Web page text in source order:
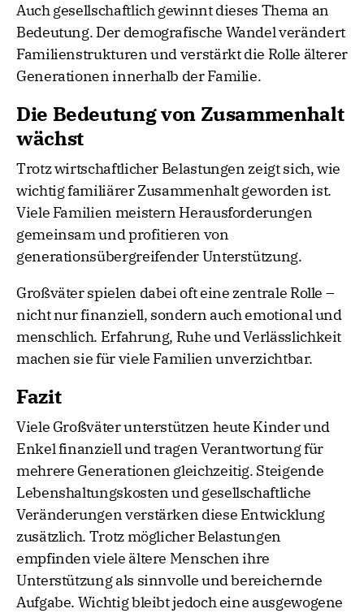
Auch gesellschaftlich gewinnt dieses Thema an
Bedeutung. Der demografische Wandel verändert
Familienstrukturen und verstärkt die Rolle älterer
Generationen innerhalb der Familie.
Die Bedeutung von Zusammenhalt
wächst
Trotz wirtschaftlicher Belastungen zeigt sich, wie
wichtig familiärer Zusammenhalt geworden ist.
Viele Familien meistern Herausforderungen
gemeinsam und profitieren von
generationsübergreifender Unterstützung.
Großväter spielen dabei oft eine zentrale Rolle –
nicht nur finanziell, sondern auch emotional und
menschlich. Erfahrung, Ruhe und Verlässlichkeit
machen sie für viele Familien unverzichtbar.
Fazit
Viele Großväter unterstützen heute Kinder und
Enkel finanziell und tragen Verantwortung für
mehrere Generationen gleichzeitig. Steigende
Lebenshaltungskosten und gesellschaftliche
Veränderungen verstärken diese Entwicklung
zusätzlich. Trotz möglicher Belastungen
empfinden viele ältere Menschen ihre
Unterstützung als sinnvolle und bereichernde
Aufgabe. Wichtig bleibt jedoch eine ausgewogene